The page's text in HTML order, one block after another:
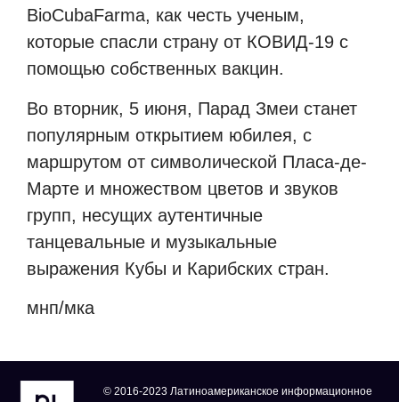
BioCubaFarma, как честь ученым,
которые спасли страну от КОВИД-19 с
помощью собственных вакцин.
Во вторник, 5 июня, Парад Змеи станет
популярным открытием юбилея, с
маршрутом от символической Пласа-де-
Марте и множеством цветов и звуков
групп, несущих аутентичные
танцевальные и музыкальные
выражения Кубы и Карибских стран.
мнп/мка
© 2016-2023 Латиноамериканское информационное